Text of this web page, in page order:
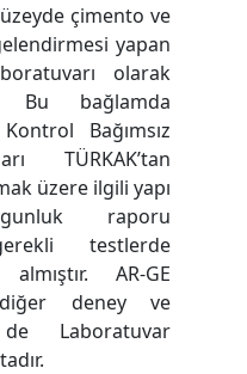
çimento ve
yapan
olarak
Bu bağlamda
Bağımsız
TÜRKAK’tan
üzere ilgili yapı
raporu
testlerde
AR-GE
deney ve
Laboratuvar